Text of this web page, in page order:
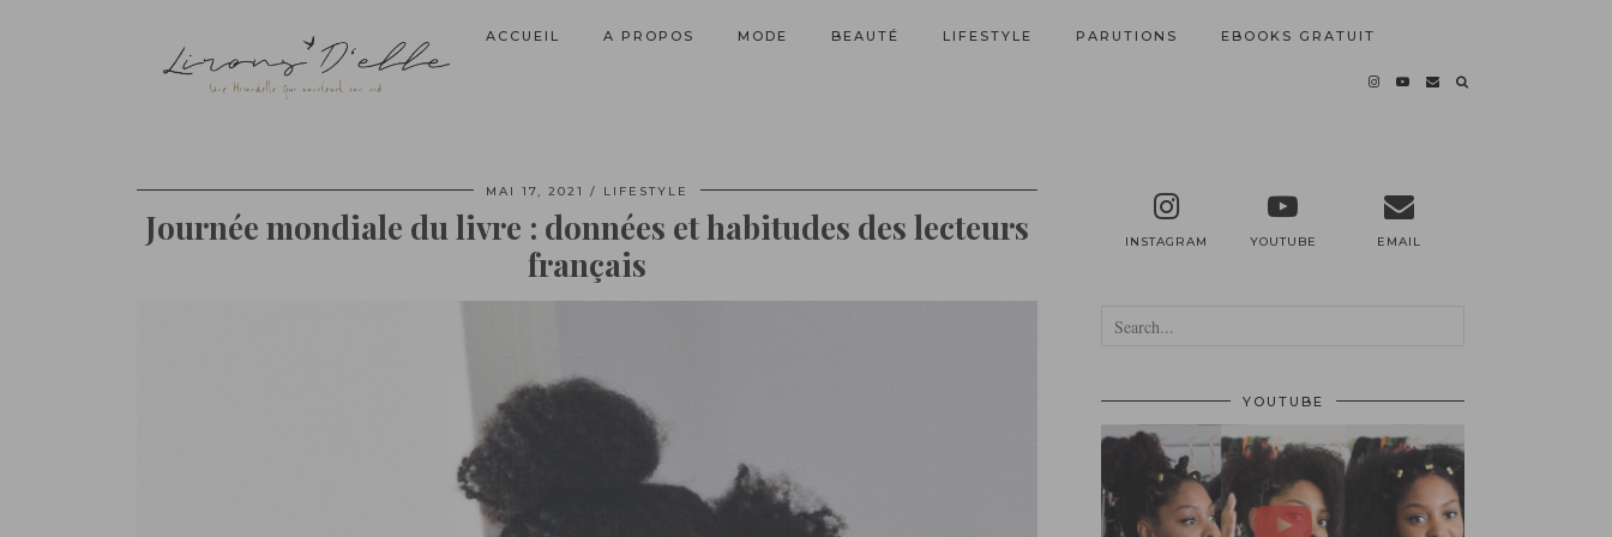
ACCUEIL A PROPOS MODE BEAUTÉ LIFESTYLE PARUTIONS EBOOKS GRATUIT
MAI 17, 2021 LIFESTYLE
Journée mondiale du livre : données et habitudes des lecteurs
français
INSTAGRAM YOUTUBE EMAIL
YOUTUBE